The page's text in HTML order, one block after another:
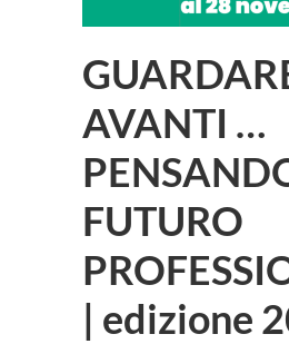
AVANTI …
FUTURO
| edizione